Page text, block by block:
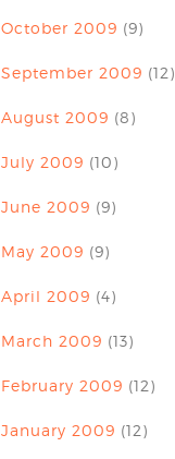
October 2009 (9)
September 2009 (12)
August 2009 (8)
July 2009 (10)
June 2009 (9)
May 2009 (9)
April 2009 (4)
March 2009 (13)
February 2009 (12)
January 2009 (12)